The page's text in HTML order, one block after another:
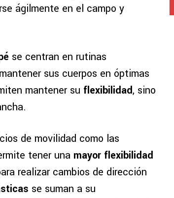
ágilmente en el campo y
se centran en rutinas
sus cuerpos en óptimas
mantener su flexibilidad, sino
de movilidad como las
tener una mayor flexibilidad
realizar cambios de dirección
se suman a su